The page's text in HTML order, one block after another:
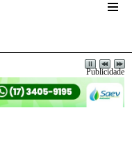
Publicidade